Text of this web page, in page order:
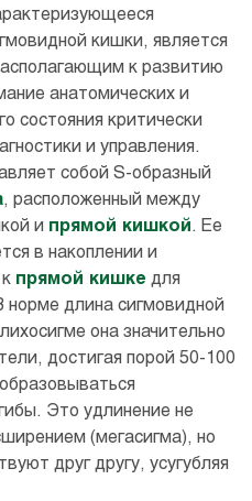
кишки, является
к развитию
анатомических и
состояния критически
и управления.
собой S-образный
, расположенный между
и прямой кишкой . Ее
в накоплении и
прямой кишке для
длина сигмовидной
она значительно
достигая порой 50-100
Это удлинение не
(мегасигма), но
друг другу, усугубляя